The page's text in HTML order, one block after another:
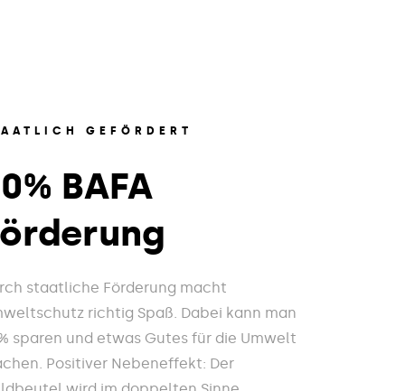
GEFÖRDERT
BAFA
staatliche Förderung macht
richtig Spaß. Dabei kann man
sparen und etwas Gutes für die Umwelt
Positiver Nebeneffekt: Der